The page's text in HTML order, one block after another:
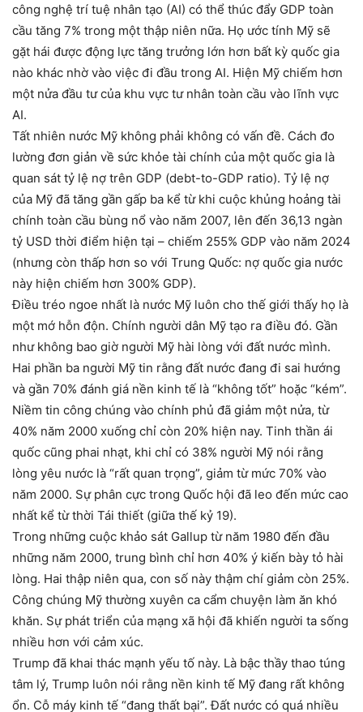
công nghệ trí tuệ nhân tạo (AI) có thể thúc đẩy GDP toàn
cầu tăng 7% trong một thập niên nữa. Họ ước tính Mỹ sẽ
gặt hái được động lực tăng trưởng lớn hơn bất kỳ quốc gia
nào khác nhờ vào việc đi đầu trong AI. Hiện Mỹ chiếm hơn
một nửa đầu tư của khu vực tư nhân toàn cầu vào lĩnh vực
AI.
Tất nhiên nước Mỹ không phải không có vấn đề. Cách đo
lường đơn giản về sức khỏe tài chính của một quốc gia là
quan sát tỷ lệ nợ trên GDP (debt-to-GDP ratio). Tỷ lệ nợ
của Mỹ đã tăng gần gấp ba kể từ khi cuộc khủng hoảng tài
chính toàn cầu bùng nổ vào năm 2007, lên đến 36,13 ngàn
tỷ USD thời điểm hiện tại – chiếm 255% GDP vào năm 2024
(nhưng còn thấp hơn so với Trung Quốc: nợ quốc gia nước
này hiện chiếm hơn 300% GDP).
Điều tréo ngoe nhất là nước Mỹ luôn cho thế giới thấy họ là
một mớ hỗn độn. Chính người dân Mỹ tạo ra điều đó. Gần
như không bao giờ người Mỹ hài lòng với đất nước mình.
Hai phần ba người Mỹ tin rằng đất nước đang đi sai hướng
và gần 70% đánh giá nền kinh tế là “không tốt” hoặc “kém”.
Niềm tin công chúng vào chính phủ đã giảm một nửa, từ
40% năm 2000 xuống chỉ còn 20% hiện nay. Tinh thần ái
quốc cũng phai nhạt, khi chỉ có 38% người Mỹ nói rằng
lòng yêu nước là “rất quan trọng”, giảm từ mức 70% vào
năm 2000. Sự phân cực trong Quốc hội đã leo đến mức cao
nhất kể từ thời Tái thiết (giữa thế kỷ 19).
Trong những cuộc khảo sát Gallup từ năm 1980 đến đầu
những năm 2000, trung bình chỉ hơn 40% ý kiến bày tỏ hài
lòng. Hai thập niên qua, con số này thậm chí giảm còn 25%.
Công chúng Mỹ thường xuyên ca cẩm chuyện làm ăn khó
khăn. Sự phát triển của mạng xã hội đã khiến người ta sống
nhiều hơn với cảm xúc.
Trump đã khai thác mạnh yếu tố này. Là bậc thầy thao túng
tâm lý, Trump luôn nói rằng nền kinh tế Mỹ đang rất không
ổn. Cỗ máy kinh tế “đang thất bại”. Đất nước có quá nhiều